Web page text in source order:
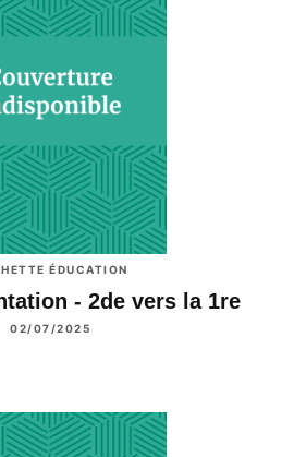
ÉDUCATION
- 2de vers la 1re
02/07/2025